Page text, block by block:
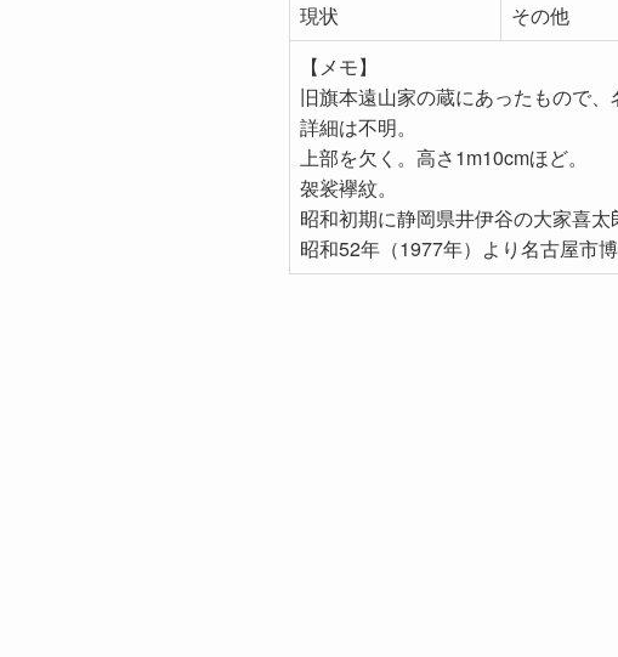
現状
その他
【メモ】
旧旗本遠山家の蔵にあったもので、
詳細は不明。
上部を欠く。高さ1m10cmほど。
袈裟襷紋。
昭和初期に静岡県井伊谷の大家喜太
昭和52年（1977年）より名古屋市